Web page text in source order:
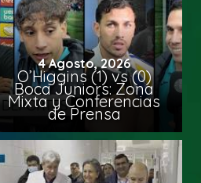
4 Agosto, 2026
O’Higgins (1) vs (0)
Boca Juniors: Zona
Mixta y Conferencias
de Prensa